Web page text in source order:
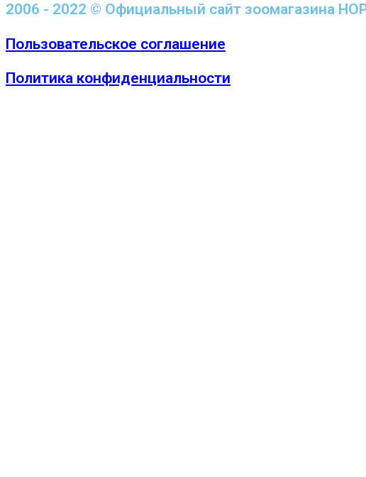
2006 - 2022 © Официальный сайт зоомагазина
Пользовательское соглашение
Политика конфиденциальности